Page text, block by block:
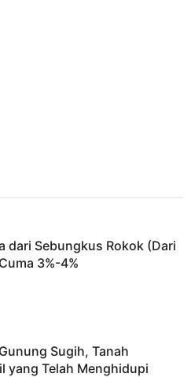
dari Sebungkus Rokok (Dari
3%-4%
Sugih, Tanah
yang Telah Menghidupi